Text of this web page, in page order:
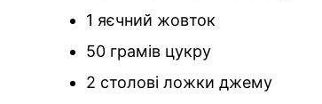
1 яєчний жовток
50 грамів цукру
2 столові ложки джему